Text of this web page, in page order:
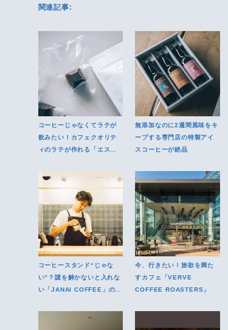
関連記事:
コーヒーじゃなくてラテが
飲みたい！カフェクオリテ
ィのラテが作れる「エスプ
無添加なのに2週間風味をキ
ープする専門店の特製アイ
スコーヒーが絶品
コーヒースタンド“じゃな
い”？謎を解かないと入れな
い「JANAI COFFEE」の魅
今、行きたい！旅欲を満た
すカフェ「VERVE
COFFEE ROASTERS」